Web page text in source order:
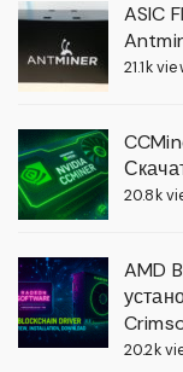
ASIC
21.1k
20.8k
AMD
20.2k